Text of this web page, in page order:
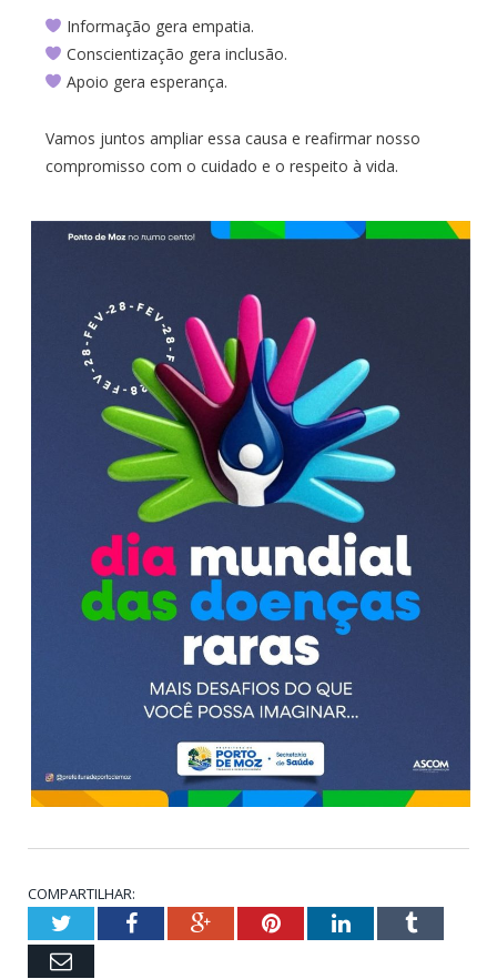
Informação gera empatia.
Conscientização gera inclusão.
Apoio gera esperança.
Vamos juntos ampliar essa causa e reafirmar nosso
compromisso com o cuidado e o respeito à vida.
COMPARTILHAR:
TwitterFacebookGoogle+PinterestLinkedInTumblr
Email